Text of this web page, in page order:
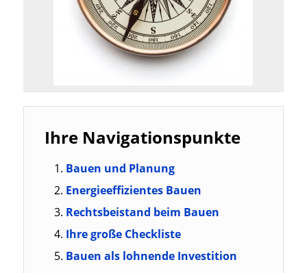
Ihre Navigationspunkte
Bauen und Planung
Energieeffizientes Bauen
Rechtsbeistand beim Bauen
Ihre große Checkliste
Bauen als lohnende Investition